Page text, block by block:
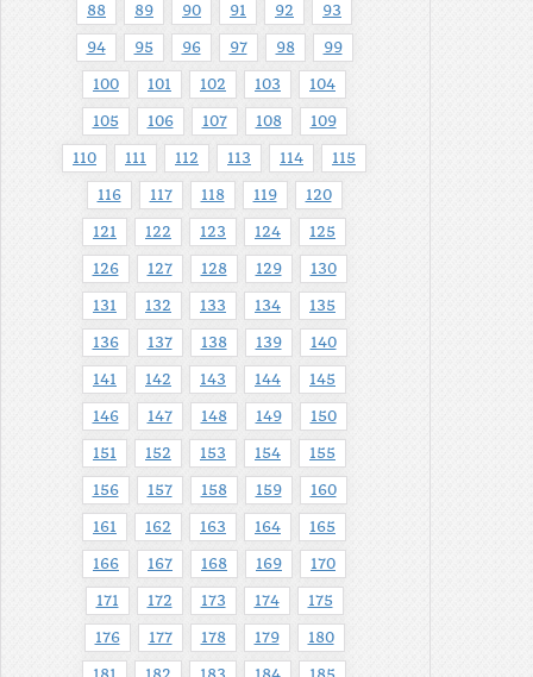
88 89 90 91 92 93
94 95 96 97 98 99
100 101 102 103 104
105 106 107 108 109
110 111 112 113 114 115
116 117 118 119 120
121 122 123 124 125
126 127 128 129 130
131 132 133 134 135
136 137 138 139 140
141 142 143 144 145
146 147 148 149 150
151 152 153 154 155
156 157 158 159 160
161 162 163 164 165
166 167 168 169 170
171 172 173 174 175
176 177 178 179 180